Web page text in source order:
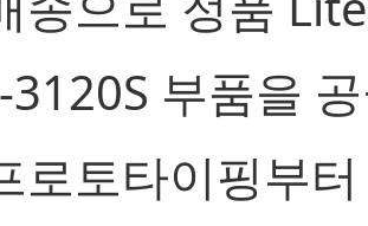
3120S 부품을
로토타이핑부